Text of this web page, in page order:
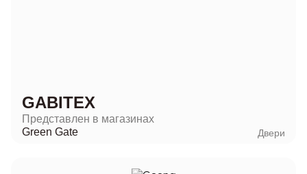
GABITEX
Представлен в магазинах
Green Gate
Двери